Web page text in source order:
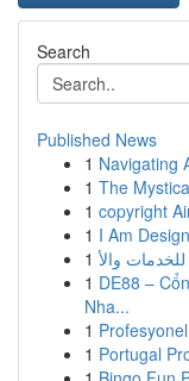
Search
Published News
1 Navigating
1 The
1 copyright
1 I Am
1
1 DE88 –
Nha...
1
1 Portugal